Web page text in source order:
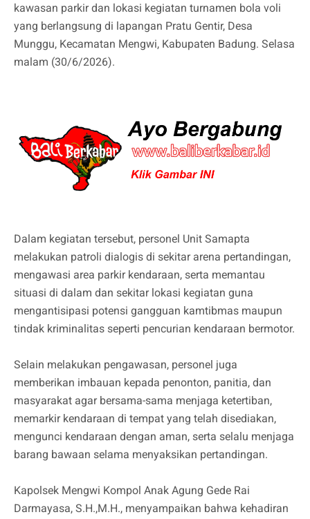
kawasan parkir dan lokasi kegiatan turnamen bola voli
yang berlangsung di lapangan Pratu Gentir, Desa
Munggu, Kecamatan Mengwi, Kabupaten Badung. Selasa
malam (30/6/2026).
Dalam kegiatan tersebut, personel Unit Samapta
melakukan patroli dialogis di sekitar arena pertandingan,
mengawasi area parkir kendaraan, serta memantau
situasi di dalam dan sekitar lokasi kegiatan guna
mengantisipasi potensi gangguan kamtibmas maupun
tindak kriminalitas seperti pencurian kendaraan bermotor.
Selain melakukan pengawasan, personel juga
memberikan imbauan kepada penonton, panitia, dan
masyarakat agar bersama-sama menjaga ketertiban,
memarkir kendaraan di tempat yang telah disediakan,
mengunci kendaraan dengan aman, serta selalu menjaga
barang bawaan selama menyaksikan pertandingan.
Kapolsek Mengwi Kompol Anak Agung Gede Rai
Darmayasa, S.H.,M.H., menyampaikan bahwa kehadiran